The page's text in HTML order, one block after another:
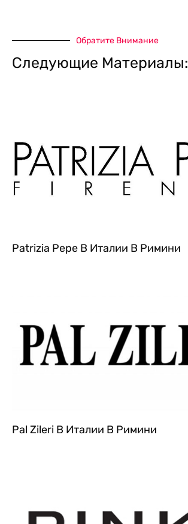
Обратите Внимание
Следующие Материалы:
Patrizia Pepe В Италии В Римини
Pal Zileri В Италии В Римини